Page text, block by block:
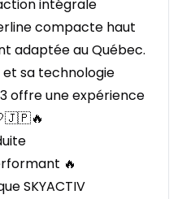
intégrale
compacte haut
adaptée au Québec.
sa technologie
offre une expérience
🔥
SKYACTIV